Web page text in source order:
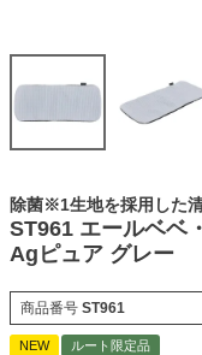
除菌※1生地を採用した
ST961 エールベベ
Agピュア グレー
商品番号 ST961
NEW ルート限定品